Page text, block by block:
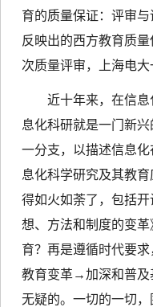
育的质量保证：评审
反映出的西方教育质
次质量评审，上海电
近十年来，在信
息化科研就是一门新
一分支，以描述信息
息化科学研究及其教
得如火如荼了，包括
想、方法和制度的变
育？再是遵循时代要
教育变革→加深和普及
无疑的。一切的一切，